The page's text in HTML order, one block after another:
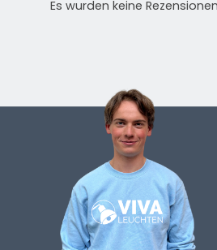
Frage
Produkt?
(erforderlich)
Es wurden keine